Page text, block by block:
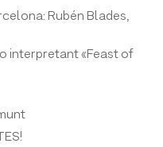
Rubén Blades,
interpretant «Feast of